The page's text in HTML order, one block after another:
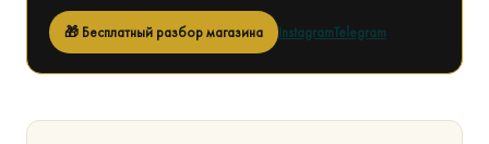
🎁 Бесплатный разбор магазина InstagramTelegram